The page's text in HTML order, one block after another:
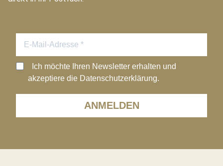
ANMELDEN
Ich möchte Ihren Newsletter erhalten und
akzeptiere die Datenschutzerklärung.